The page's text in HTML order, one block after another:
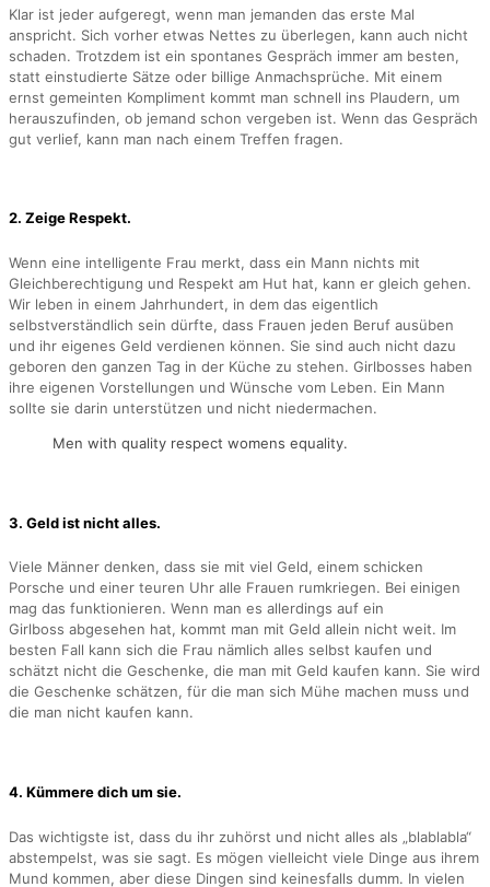
Klar ist jeder aufgeregt, wenn man jemanden das erste Mal
anspricht. Sich vorher etwas Nettes zu überlegen, kann auch nicht
schaden. Trotzdem ist ein spontanes Gespräch immer am besten,
statt einstudierte Sätze oder billige Anmachsprüche. Mit einem
ernst gemeinten Kompliment kommt man schnell ins Plaudern, um
herauszufinden, ob jemand schon vergeben ist. Wenn das Gespräch
gut verlief, kann man nach einem Treffen fragen.
2. Zeige Respekt.
Wenn eine intelligente Frau merkt, dass ein Mann nichts mit
Gleichberechtigung und Respekt am Hut hat, kann er gleich gehen.
Wir leben in einem Jahrhundert, in dem das eigentlich
selbstverständlich sein dürfte, dass Frauen jeden Beruf ausüben
und ihr eigenes Geld verdienen können. Sie sind auch nicht dazu
geboren den ganzen Tag in der Küche zu stehen. Girlbosses haben
ihre eigenen Vorstellungen und Wünsche vom Leben. Ein Mann
sollte sie darin unterstützen und nicht niedermachen.
Men with quality respect womens equality.
3. Geld ist nicht alles.
Viele Männer denken, dass sie mit viel Geld, einem schicken
Porsche und einer teuren Uhr alle Frauen rumkriegen. Bei einigen
mag das funktionieren. Wenn man es allerdings auf ein
Girlboss abgesehen hat, kommt man mit Geld allein nicht weit. Im
besten Fall kann sich die Frau nämlich alles selbst kaufen und
schätzt nicht die Geschenke, die man mit Geld kaufen kann. Sie wird
die Geschenke schätzen, für die man sich Mühe machen muss und
die man nicht kaufen kann.
4. Kümmere dich um sie.
Das wichtigste ist, dass du ihr zuhörst und nicht alles als „blablabla“
abstempelst, was sie sagt. Es mögen vielleicht viele Dinge aus ihrem
Mund kommen, aber diese Dingen sind keinesfalls dumm. In vielen